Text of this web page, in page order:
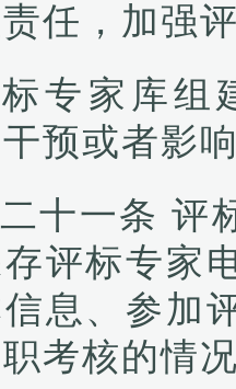
任，加强
专家库组
预或者影
十一条 评
评标专家
息、参加
考核的情